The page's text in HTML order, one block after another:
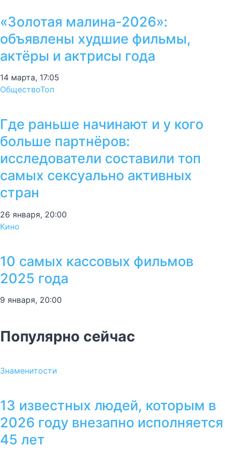
«Золотая малина-2026»:
объявлены худшие фильмы,
актёры и актрисы года
14 марта, 17:05
ОбществоТоп
Где раньше начинают и у кого
больше партнёров:
исследователи составили топ
самых сексуально активных
стран
26 января, 20:00
Кино
10 самых кассовых фильмов
2025 года
9 января, 20:00
Популярно сейчас
Знаменитости
13 известных людей, которым в
2026 году внезапно исполняется
45 лет